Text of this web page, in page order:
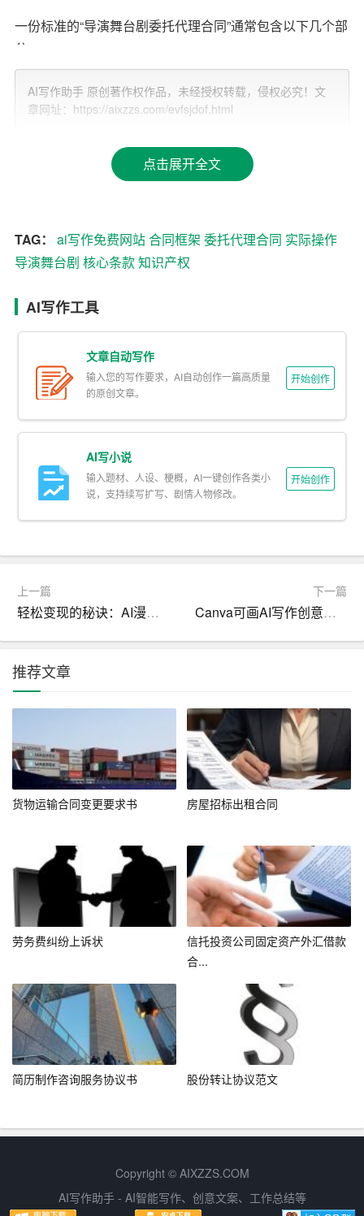
一份标准的“导演舞台剧委托代理合同”通常包含以下几个部
分：
1. 封面：明确合同名称、双方名称、签订日期等基本信
息。
2. 前言：简述合作背景、目的及双方基本权利义务概述。
3. 委托事项：详细阐述导演被委托的具体工作，包括剧本
4. 权利与义务：明确双方在具体合作过程中的权利与义
务，包括但不限于版权使用、创作自由、预算控制、演出
5. 费用与支付：规定导演酬劳的计算方式、支付时间、支
知识产权
：界定作品的知识产权归属，包括剧本修改
权、演出录像权等。
7. 违约责任：规定任何一方违反合同条款应承担的责任及
8. 争议解决：选择适用的法律、仲裁机构或诉讼地点，以
及争议解决程序。
9. 合同变更与解除：说明合同修改或终止的条件和程序。
10. 附件：包括但不限于剧本大纲、预算明细、时间表等补
充材料。
二、核心条款解析
– 委托范围：需清晰界定导演的工作范围，避免模糊表述
导致后续争议。例如，是否包括剧本改编、演员选拔、舞
– 创作自由与指导权：尊重导演的创意自主权，同时明确
其需在合同规定的框架内操作，避免后期因创意分歧产生
矛盾。
– 费用与支付条款：应详细列出固定薪酬、绩效奖励、可
能产生的额外费用（如超时工作补偿）及其计算方式，确
保双方财务透明。
– 知识产权条款：明确舞台作品的版权归属，通常导演对
原创部分享有署名权，而整体作品版权可能归属于委托方
或双方共有，需根据具体情况协商确定。
– 违约责任：设定合理的违约金数额和赔偿范围，既要体
现合同的严肃性，也要兼顾公平原则，避免过度惩罚。
三、实际操作中的注意事项
对合同条款有清晰理解，特别是对权利与义务、费用与支
2. 明确时间表：合同中应包含明确的项目时间表，包括剧
本完成时间、排练开始与结束时间、首演日期等，以便于
AI写作助手 原创著作权作品，未经授权转载，侵权必究！文
章网址：https://aixzzs.com/evfsjdof.html
点击展开全文
TAG： ai写作免费网站合同框架 委托代理合同 实际操作
导演舞台剧 核心条款知识产权
AI写作工具
文章自动写作
输入您的写作要求，AI自动创作一篇高质量
的原创文章。
开始创作
AI写小说
输入题材、人设、梗概，AI一键创作各类小
说，支持续写扩写、剧情人物修改。
开始创作
上一篇
轻松变现的秘诀：AI漫画小说推文制作与变现全攻略
下一篇
Canva可画AI写作创意文案一键生成
推荐文章
货物运输合同变更要求书 房屋招标出租合同
劳务费纠纷上诉状
信托投资公司固定资产外汇借款
合...
简历制作咨询服务协议书 股份转让协议范文
Copyright © AIXZZS.COM
AI写作助手 - AI智能写作、创意文案、工作总结等